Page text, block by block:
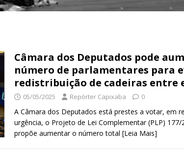
Câmara dos Deputados pode
número de parlamentares para
redistribuição de cadeiras entre
05/05/2025 Repórter Capixaba 0
A Câmara dos Deputados está prestes a votar, em
urgência, o Projeto de Lei Complementar (PLP) 177/
propõe aumentar o número total [Leia Mais]